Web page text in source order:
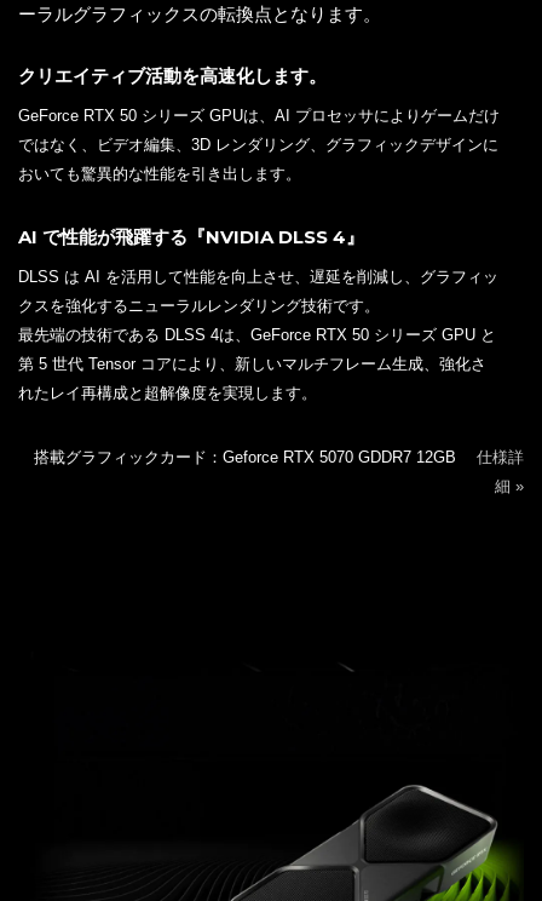
ーラルグラフィックスの転換点となります。
クリエイティブ活動を高速化します。
GeForce RTX 50 シリーズ GPUは、AI プロセッサによりゲームだけ
ではなく、ビデオ編集、3D レンダリング、グラフィックデザインに
おいても驚異的な性能を引き出します。
AI で性能が飛躍する『NVIDIA DLSS 4』
DLSS は AI を活用して性能を向上させ、遅延を削減し、グラフィッ
クスを強化するニューラルレンダリング技術です。
最先端の技術である DLSS 4は、GeForce RTX 50 シリーズ GPU と
第 5 世代 Tensor コアにより、新しいマルチフレーム生成、強化さ
れたレイ再構成と超解像度を実現します。
搭載グラフィックカード：Geforce RTX 5070 GDDR7 12GB 仕様詳
細 »